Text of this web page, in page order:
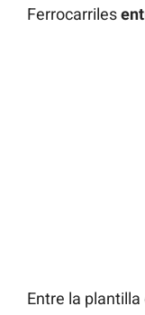
Ferrocarriles
Entre la